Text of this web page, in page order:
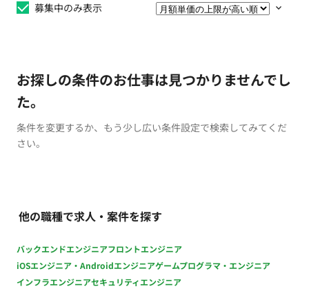
募集中のみ表示
お探しの条件のお仕事は見つかりませんでし
た。
条件を変更するか、もう少し広い条件設定で検索してみてくだ
さい。
他の職種で求人・案件を探す
バックエンドエンジニアフロントエンジニア
iOSエンジニア・Androidエンジニアゲームプログラマ・エンジニア
インフラエンジニアセキュリティエンジニア